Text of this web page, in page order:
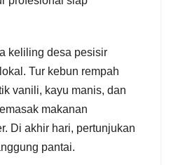
keliling desa pesisir
Tur kebun rempah
vanili, kayu manis, dan
makanan
Di akhir hari, pertunjukan
pantai.